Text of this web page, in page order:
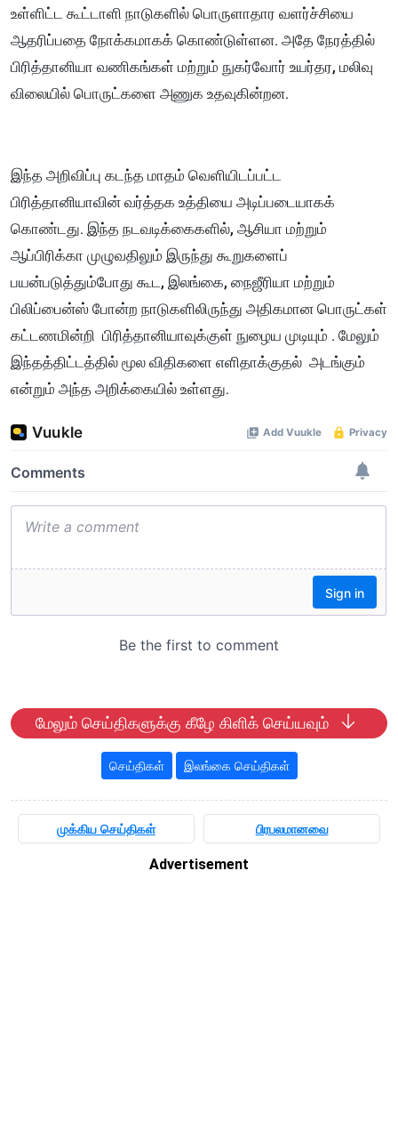
உள்ளிட்ட கூட்டாளி நாடுகளில் பொருளாதார வளர்ச்சியை
ஆதரிப்பதை நோக்கமாகக் கொண்டுள்ளன. அதே நேரத்தில்
பிரித்தானியா வணிகங்கள் மற்றும் நுகர்வோர் உயர்தர, மலிவு
விலையில் பொருட்களை அணுக உதவுகின்றன.
இந்த அறிவிப்பு கடந்த மாதம் வெளியிடப்பட்ட
பிரித்தானியாவின் வர்த்தக உத்தியை அடிப்படையாகக்
கொண்டது. இந்த நடவடிக்கைகளில், ஆசியா மற்றும்
ஆப்பிரிக்கா முழுவதிலும் இருந்து கூறுகளைப்
பயன்படுத்தும்போது கூட, இலங்கை, நைஜீரியா மற்றும்
பிலிப்பைன்ஸ் போன்ற நாடுகளிலிருந்து அதிகமான பொருட்கள்
கட்டணமின்றி பிரித்தானியாவுக்குள் நுழைய முடியும் . மேலும்
இந்தத்திட்டத்தில் மூல விதிகளை எளிதாக்குதல் அடங்கும்
என்றும் அந்த அறிக்கையில் உள்ளது.
மேலும் செய்திகளுக்கு கீழே கிளிக் செய்யவும்
செய்திகள் இலங்கை செய்திகள்
முக்கிய செய்திகள் பிரபலமானவை
Advertisement